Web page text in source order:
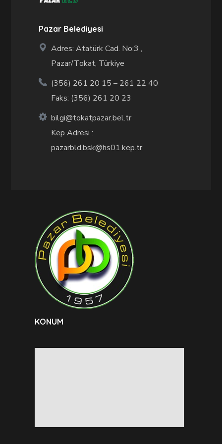
Pazar Belediyesi
Adres: Atatürk Cad. No:3 ,
Pazar/Tokat, Türkiye
(356) 261 20 15 – 261 22 40
Faks: (356) 261 20 23
bilgi@tokatpazar.bel.tr
Kep Adresi :
pazarbld.bsk@hs01.kep.tr
KONUM